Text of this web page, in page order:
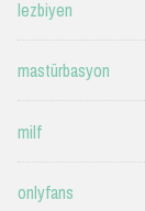
lezbiyen
mastürbasyon
milf
onlyfans